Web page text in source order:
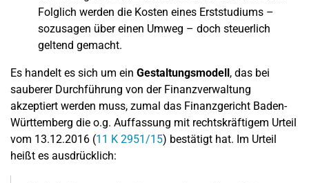
Folglich werden die Kosten eines Erststudiums –
sozusagen über einen Umweg – doch steuerlich
geltend gemacht.
Es handelt es sich um ein Gestaltungsmodell, das bei
sauberer Durchführung von der Finanzverwaltung
akzeptiert werden muss, zumal das Finanzgericht Baden-
Württemberg die o.g. Auffassung mit rechtskräftigem Urteil
vom 13.12.2016 (11 K 2951/15) bestätigt hat. Im Urteil
heißt es ausdrücklich: